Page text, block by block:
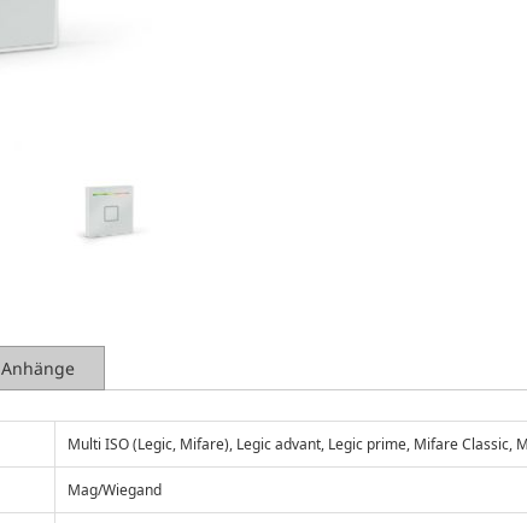
Anhänge
Multi ISO (Legic, Mifare), Legic advant, Legic prime, Mifare Classic,
Mag/Wiegand